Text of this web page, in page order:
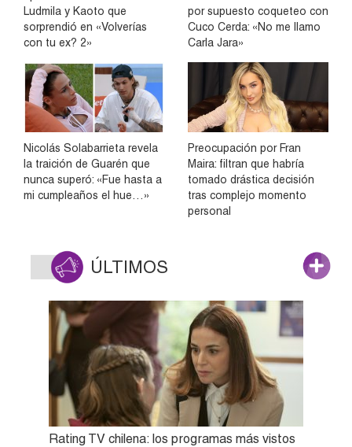
Ludmila y Kaoto que
sorprendió en «Volverías
con tu ex? 2»
por supuesto coqueteo con
Cuco Cerda: «No me llamo
Carla Jara»
Nicolás Solabarrieta revela
la traición de Guarén que
nunca superó: «Fue hasta a
mi cumpleaños el hue…»
Preocupación por Fran
Maira: filtran que habría
tomado drástica decisión
tras complejo momento
personal
ÚLTIMOS
Rating TV chilena: los programas más vistos